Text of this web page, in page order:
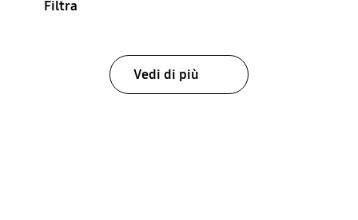
Filtra
Vedi di più